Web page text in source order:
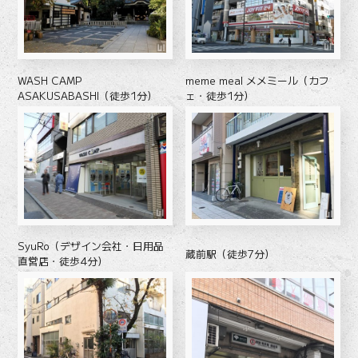
WASH CAMP
ASAKUSABASHI（徒歩1分）
meme meal メメミール（カフ
ェ・徒歩1分）
SyuRo（デザイン会社・日用品
直営店・徒歩4分）
蔵前駅（徒歩7分）